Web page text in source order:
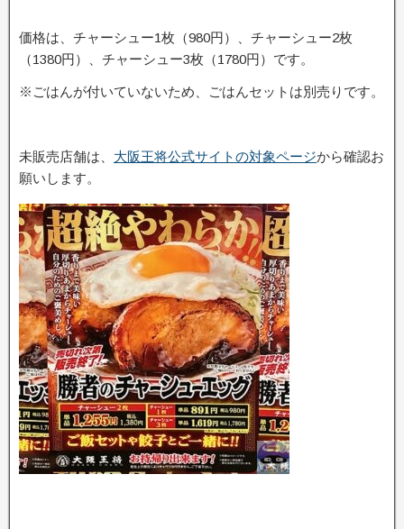
価格は、チャーシュー1枚（980円）、チャーシュー2枚
（1380円）、チャーシュー3枚（1780円）です。
※ごはんが付いていないため、ごはんセットは別売りです。
未販売店舗は、 大阪王将公式サイトの対象ページから確認お
願いします。